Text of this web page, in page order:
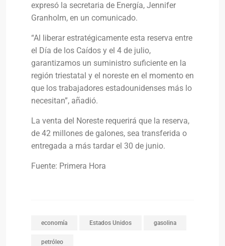
expresó la secretaria de Energía, Jennifer
Granholm, en un comunicado.
“Al liberar estratégicamente esta reserva entre
el Día de los Caídos y el 4 de julio,
garantizamos un suministro suficiente en la
región triestatal y el noreste en el momento en
que los trabajadores estadounidenses más lo
necesitan”, añadió.
La venta del Noreste requerirá que la reserva,
de 42 millones de galones, sea transferida o
entregada a más tardar el 30 de junio.
Fuente: Primera Hora
economía Estados Unidos gasolina
petróleo